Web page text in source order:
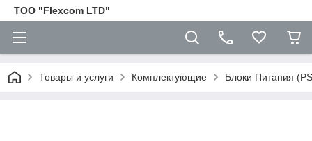
ТОО "Flexcom LTD"
Товары и услуги Комплектующие Блоки Питания